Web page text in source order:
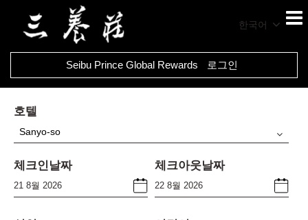
한국어
Seibu Prince Global Rewards 로그인
호텔
Sanyo-so
체크인날짜 체크아웃날짜